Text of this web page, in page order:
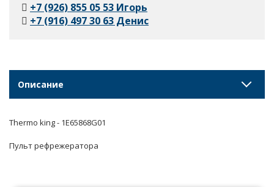
+7 (926) 855 05 53 Игорь
+7 (916) 497 30 63 Денис
Описание
Thermo king - 1E65868G01
Пульт рефрежератора